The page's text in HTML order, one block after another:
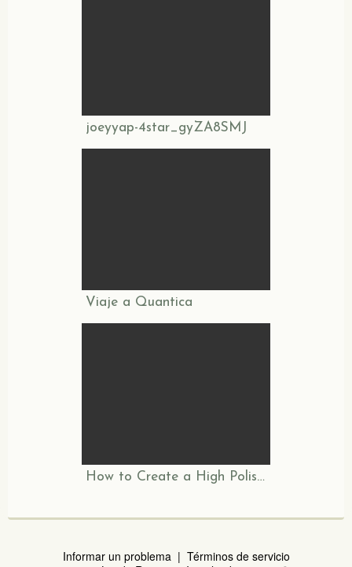
joeyyap-4star_gyZA8SMJ
Viaje a Quantica
How to Create a High Polish Finish on Your Gourd Art
Informar un problema | Términos de servicio